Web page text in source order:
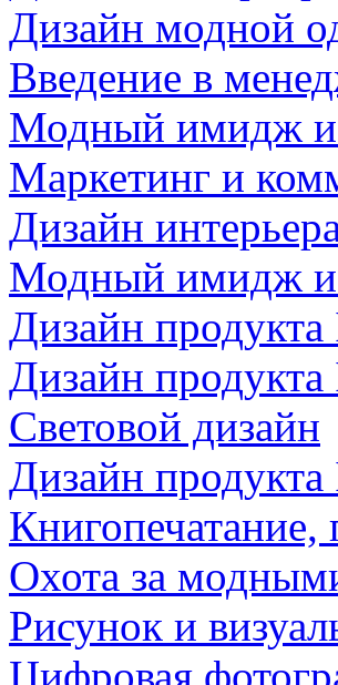
Дизайн модной
Введение в
Модный имидж и
Маркетинг и
Дизайн
Модный имидж и
Дизайн продукта
Дизайн
Световой дизайн
Дизайн
Охота за
Рисунок и
Цифровая